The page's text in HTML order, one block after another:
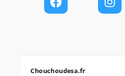
Chouchoudesa.fr